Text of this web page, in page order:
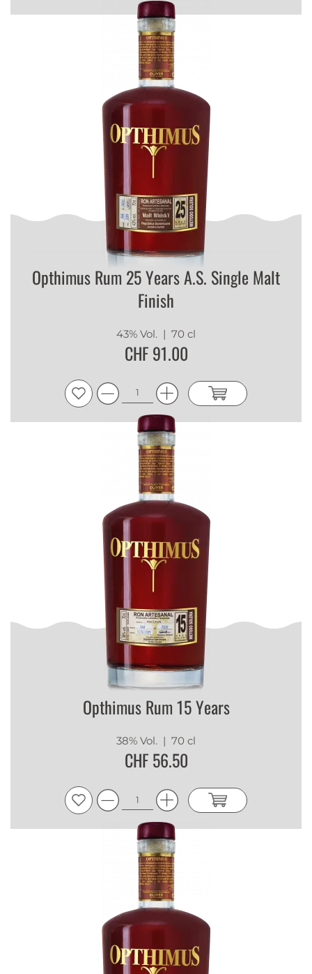
Opthimus Rum 25 Years A.S. Single Malt
Finish
43% Vol. | 70 cl
CHF 91.00
Opthimus Rum 15 Years
38% Vol. | 70 cl
CHF 56.50